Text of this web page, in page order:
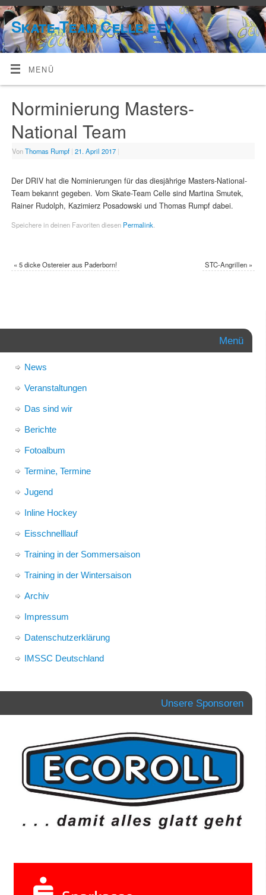
Skate-Team Celle e. V.
MENÜ
Norminierung Masters-
National Team
VonThomas Rumpf | 21. April 2017 |
Der DRIV hat die Nominierungen für das diesjährige Masters-National-
Team bekannt gegeben. Vom Skate-Team Celle sind Martina Smutek,
Rainer Rudolph, Kazimierz Posadowski und Thomas Rumpf dabei.
Speichere in deinen Favoriten diesen Permalink
«5 dicke Ostereier aus Paderborn! STC-Angrillen »
Menü
News
Veranstaltungen
Das sind wir
Berichte
Fotoalbum
Termine, Termine
Jugend
Inline Hockey
Eisschnelllauf
Training in der Sommersaison
Training in der Wintersaison
Archiv
Impressum
Datenschutzerklärung
IMSSC Deutschland
Unsere Sponsoren